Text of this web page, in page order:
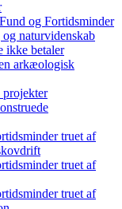
og Fortidsminder
naturvidenskab
ikke betaler
arkæologisk
projekter
truet af
truet af
truet af